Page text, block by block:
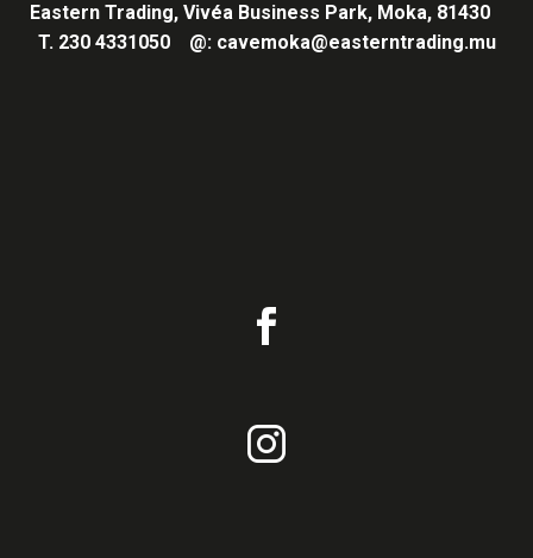
Eastern Trading, Vivéa Business Park, Moka, 81430
T. 230 4331050 @: cavemoka@easterntrading.mu